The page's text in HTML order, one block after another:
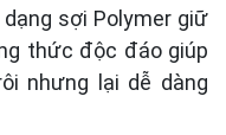
sợi Polymer giữ
thức độc đáo giúp
nhưng lại dễ dàng